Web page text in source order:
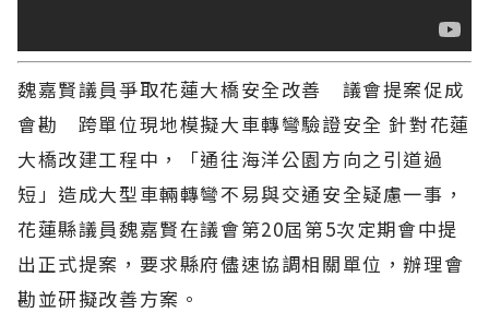
魏嘉賢議員爭取花蓮大橋安全改善 議會提案促成
會勘 跨單位現地模擬大車轉彎驗證安全 針對花蓮
大橋改建工程中，「通往海洋公園方向之引道過
短」造成大型車輛轉彎不易與交通安全疑慮一事，
花蓮縣議員魏嘉賢在議會第20屆第5次定期會中提
出正式提案，要求縣府儘速協調相關單位，辦理會
勘並研擬改善方案。